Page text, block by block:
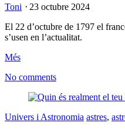
Toni ⋅ 23 octubre 2024
El 22 d’octubre de 1797 el
s’usen en l’actualitat.
Més
No comments
Univers i Astronomia astres,